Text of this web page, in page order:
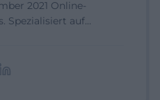
2021 Online-
Spezialisiert auf